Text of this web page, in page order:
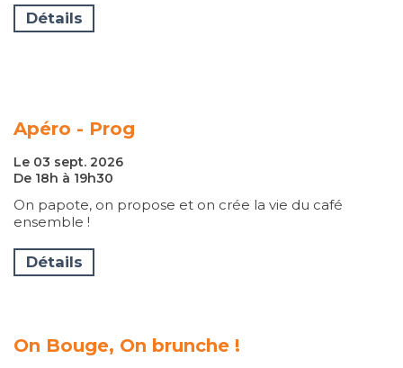
Détails
Apéro - Prog
Le 03 sept. 2026
De 18h à 19h30
On papote, on propose et on crée la vie du café
ensemble !
Détails
On Bouge, On brunche !